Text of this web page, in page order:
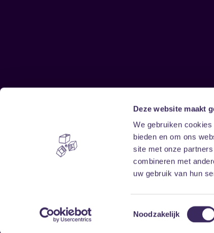
Deze website maakt
We gebruiken
bieden en om ons
site met onze
combineren met
uw gebruik van hun
Toestemmingsselectie
Noodzakelijk
Home
Vrijwilligers
Disclaimer
Toegankelijkheid
Privacy & cookies